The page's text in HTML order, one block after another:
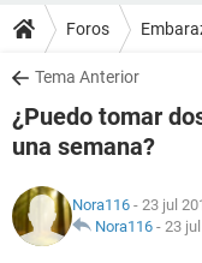
FOROS
SALUD
FAMILIA
NUTRICIÓN
Foros
Tema Anterior
¿Puedo tomar
una semana?
Nora116 - 23 jul
Nora116 - 23